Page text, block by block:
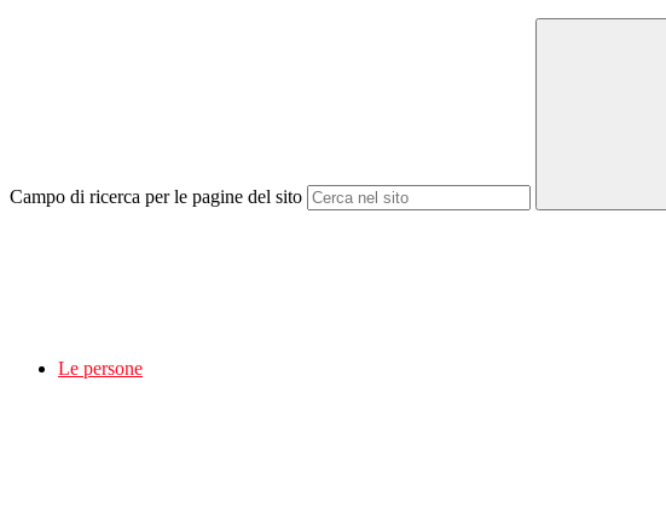
Campo di ricerca per le pagine del sito
Le persone